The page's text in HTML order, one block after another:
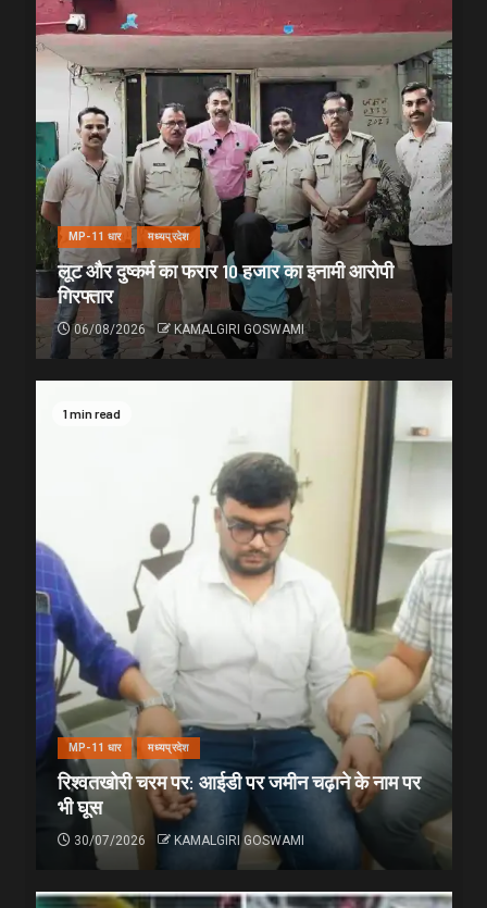
MP-11 धार मध्यप्रदेश
लूट और दुष्कर्म का फरार 10 हजार का इनामी आरोपी
गिरफ्तार
06/08/2026 KAMALGIRI GOSWAMI
1 min read
MP-11 धार मध्यप्रदेश
रिश्वतखोरी चरम पर: आईडी पर जमीन चढ़ाने के नाम पर
भी घूस
30/07/2026 KAMALGIRI GOSWAMI